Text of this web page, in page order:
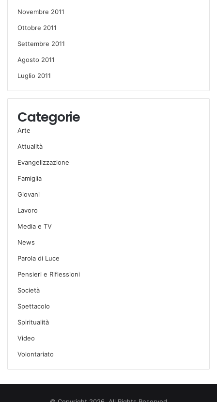
Novembre 2011
Ottobre 2011
Settembre 2011
Agosto 2011
Luglio 2011
Categorie
Arte
Attualità
Evangelizzazione
Famiglia
Giovani
Lavoro
Media e TV
News
Parola di Luce
Pensieri e Riflessioni
Società
Spettacolo
Spiritualità
Video
Volontariato